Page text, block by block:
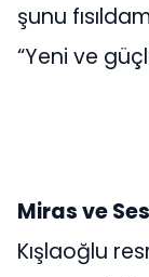
şunu
“Yeni ve
Miras ve
Kışlaoğlu